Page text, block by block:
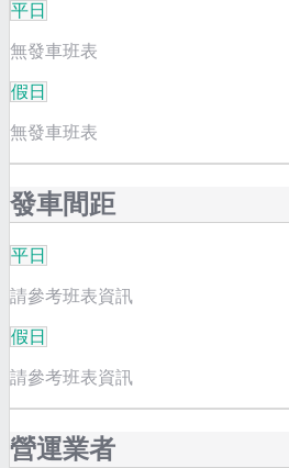
平日
無發車班表
假日
無發車班表
發車間距
平日
請參考班表資訊
假日
請參考班表資訊
營運業者